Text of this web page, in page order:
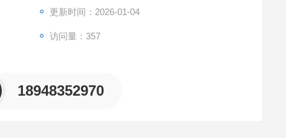
更新时间：2026-01-04
访问量：357
18948352970